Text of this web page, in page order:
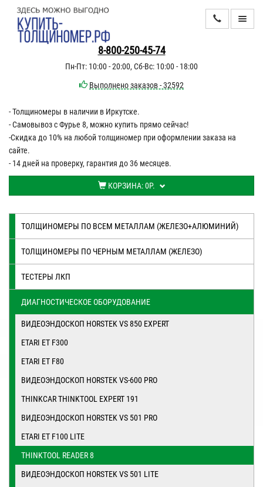
8-800-250-45-74
Пн-Пт: 10:00 - 20:00, Сб-Вс: 10:00 - 18:00
Выполнено заказов - 32592
- Толщиномеры в наличии в Иркутске.
- Самовывоз с Фурье 8, можно купить прямо сейчас!
-Скидка до 10% на любой толщиномер при оформлении заказа на
сайте.
- 14 дней на проверку, гарантия до 36 месяцев.
КОРЗИНА:0Р.
КАТАЛОГ
ДОСТАВКА
ОПЛАТА
КОНТАКТЫ
ТОЛЩИНОМЕРЫ ПО ВСЕМ МЕТАЛЛАМ (ЖЕЛЕЗО+АЛЮМИНИЙ)
ТОЛЩИНОМЕРЫ ПО ЧЕРНЫМ МЕТАЛЛАМ (ЖЕЛЕЗО)
ТЕСТЕРЫ ЛКП
ДИАГНОСТИЧЕСКОЕ ОБОРУДОВАНИЕ
ВИДЕОЭНДОСКОП HORSTEK VS 850 EXPERT
ETARI ET F300
ETARI ET F80
ВИДЕОЭНДОСКОП HORSTEK VS-600 PRO
THINKСAR THINKTООL ЕXPERT 191
ВИДЕОЭНДОСКОП HORSTEK VS 501 PRO
ETARI ET F100 LITE
THINKTOOL READER 8
ВИДЕОЭНДОСКОП HORSTEK VS 501 LITE